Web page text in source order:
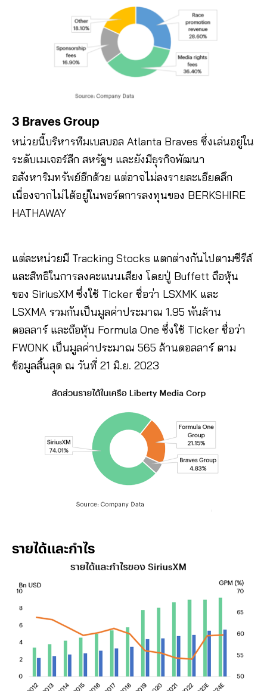
3 Braves Group
หน่วยนี้บริหารทีมเบสบอล Atlanta Braves ซึ่งเล่นอยู่ใน
ระดับเมเจอร์ลีก สหรัฐฯ และยังมีธุรกิจพัฒนา
อสังหาริมทรัพย์อีกด้วย แต่อาจไม่ลงรายละเอียดลึก
เนื่องจากไม่ได้อยู่ในพอร์ตการลงทุนของ BERKSHIRE
HATHAWAY
แต่ละหน่วยมี Tracking Stocks แตกต่างกันไปตามซีรีส์
และสิทธิในการลงคะแนนเสียง โดยปู่ Buffett ถือหุ้น
ของ SiriusXM ซึ่งใช้ Ticker ชื่อว่า LSXMK และ
LSXMA รวมกันเป็นมูลค่าประมาณ 1.95 พันล้าน
ดอลลาร์ และถือหุ้น Formula One ซึ่งใช้ Ticker ชื่อว่า
FWONK เป็นมูลค่าประมาณ 565 ล้านดอลลาร์ ตาม
ข้อมูลสิ้นสุด ณ วันที่ 21 มิ.ย. 2023
รายได้และกำไร